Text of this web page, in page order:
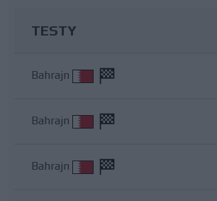
TESTY
Bahrajn
Bahrajn
Bahrajn